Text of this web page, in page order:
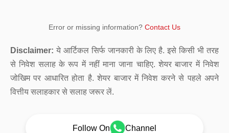
Error or missing information? Contact Us
Disclaimer: ये आर्टिकल सिर्फ जानकारी के लिए है. इसे किसी भी तरह
से निवेश सलाह के रूप में नहीं माना जाना चाहिए. शेयर बाजार में निवेश
जोखिम पर आधारित होता है. शेयर बाजार में निवेश करने से पहले अपने
वित्तीय सलाहकार से सलाह जरूर लें.
Follow On Channel